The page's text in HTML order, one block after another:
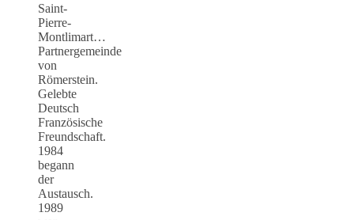
Saint-
Pierre-
Montlimart…
Partnergemeinde
von
Römerstein.
Gelebte
Deutsch
Französische
Freundschaft.
1984
begann
der
Austausch.
1989